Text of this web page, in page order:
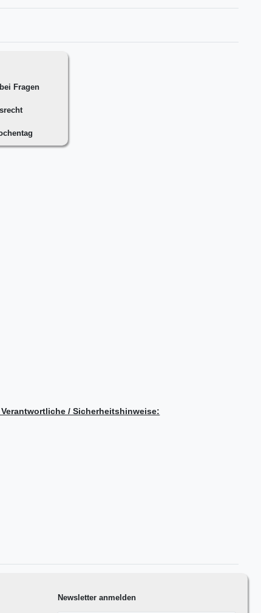
Fragen
Verantwortliche / Sicherheitshinweise:
Newsletter anmelden